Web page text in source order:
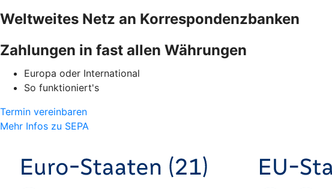
Weltweites Netz an Korrespondenzbanken
Zahlungen in fast allen Währungen
Europa oder International
So funktioniert's
Termin vereinbaren
Mehr Infos zu SEPA